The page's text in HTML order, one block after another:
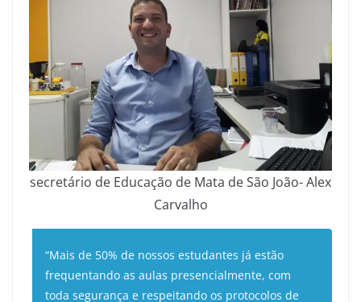
secretário de Educação de Mata de São João- Alex
Carvalho
“Mais de 50% de nossos estudantes já estão
frequentando as aulas presencialmente, com
toda segurança e respeitando os protocolos de